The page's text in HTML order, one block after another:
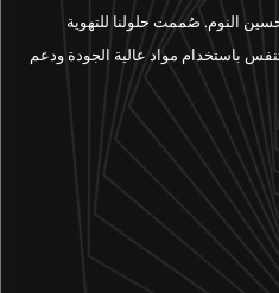
النوم. صُممت حلولنا للتهوية
باستخدام مواد عالية الجودة ودعم